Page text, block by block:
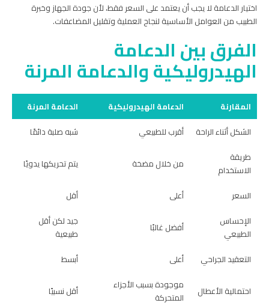
اختيار الدعامة لا يجب أن يعتمد على السعر فقط، لأن جودة الجهاز وخبرة
الطبيب من العوامل الأساسية لنجاح العملية وتقليل المضاعفات.
الفرق بين الدعامة
الهيدروليكية والدعامة المرنة
المقارنة الدعامة الهيدروليكية
الدعامة المرنة
الشكل أثناء الراحة
أقرب للطبيعي
شبه صلبة دائمًا
طريقة
الاستخدام
من خلال مضخة يتم تحريكها يدويًا
السعر أعلى
أقل
الإحساس
الطبيعي
أفضل غالبًا
جيد لكن أقل
طبيعية
التعقيد الجراحي
أعلى أبسط
احتمالية الأعطال
موجودة بسبب الأجزاء
المتحركة
أقل نسبيًا